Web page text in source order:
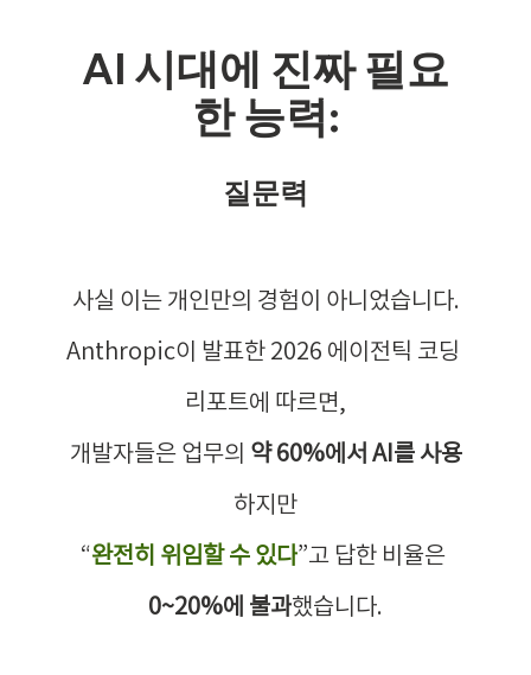
AI 시대에 진짜 필요
한 능력:
질문력
사실 이는 개인만의 경험이 아니었습니다.
Anthropic이 발표한 2026 에이전틱 코딩
리포트에 따르면,
개발자들은 업무의 약 60%에서 AI를 사용
하지만
“완전히 위임할 수 있다”고 답한 비율은
0~20%에 불과했습니다.